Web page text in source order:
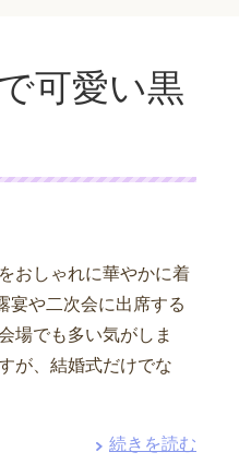
可愛い黒
おしゃれに華やかに着
宴や二次会に出席する
場でも多い気がしま
が、結婚式だけでな
続きを読む